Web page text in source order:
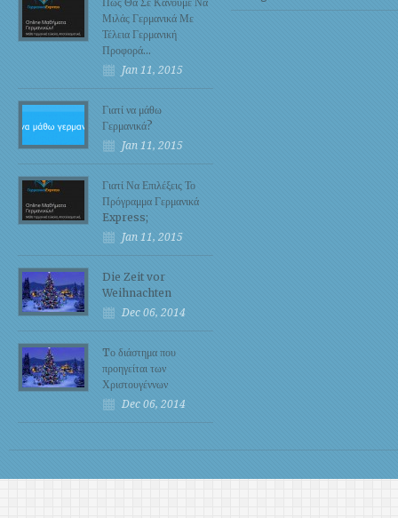
Μιλάς Γερμανικά Με
Τέλεια Γερμανική
Προφορά…
Jan 11, 2015
Γιατί να μάθω
Γερμανικά?
Jan 11, 2015
Γιατί Να Επιλέξεις Το
Πρόγραμμα Γερμανικά
Express;
Jan 11, 2015
Die Zeit vor
Weihnachten
Dec 06, 2014
Tο διάστημα που
προηγείται των
Χριστουγέννων
Dec 06, 2014